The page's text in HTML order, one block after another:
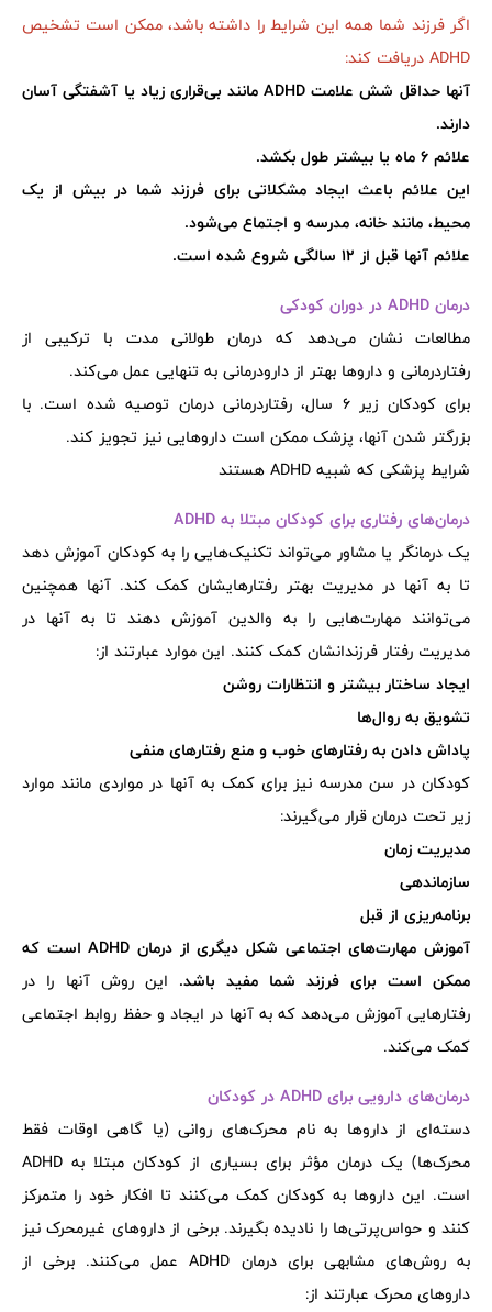
اگر فرزند شما همه این شرایط را داشته باشد، ممکن است تشخیص
ADHD دریافت کند:
آنها حداقل شش علامت ADHD مانند بی‌قراری زیاد یا آشفتگی آسان
دارند.
علائم 6 ماه یا بیشتر طول بکشد.
این علائم باعث ایجاد مشکلاتی برای فرزند شما در بیش از یک
محیط، مانند خانه، مدرسه و اجتماع می‌شود.
علائم آنها قبل از 12 سالگی شروع شده است.
درمان ADHD در دوران کودکی
مطالعات نشان می‌دهد که درمان طولانی مدت با ترکیبی از
رفتاردرمانی و داروها بهتر از دارودرمانی به تنهایی عمل می‌کند.
برای کودکان زیر 6 سال، رفتاردرمانی درمان توصیه شده است. با
بزرگتر شدن آنها، پزشک ممکن است داروهایی نیز تجویز کند.
شرایط پزشکی که شبیه ADHD هستند
درمان‌های رفتاری برای کودکان مبتلا به ADHD
یک درمانگر یا مشاور می‌تواند تکنیک‌هایی را به کودکان آموزش دهد
تا به آنها در مدیریت بهتر رفتارهایشان کمک کند. آنها همچنین
می‌توانند مهارت‌هایی را به والدین آموزش دهند تا به آنها در
مدیریت رفتار فرزندانشان کمک کنند. این موارد عبارتند از:
ایجاد ساختار بیشتر و انتظارات روشن
تشویق به روال‌ها
پاداش دادن به رفتارهای خوب و منع رفتارهای منفی
کودکان در سن مدرسه نیز برای کمک به آنها در مواردی مانند موارد
زیر تحت درمان قرار می‌گیرند:
مدیریت زمان
سازماندهی
برنامه‌ریزی از قبل
آموزش مهارت‌های اجتماعی شکل دیگری از درمان ADHD است که
ممکن است برای فرزند شما مفید باشد. این روش آنها را در
رفتارهایی آموزش می‌دهد که به آنها در ایجاد و حفظ روابط اجتماعی
کمک می‌کند.
درمان‌های دارویی برای ADHD در کودکان
دسته‌ای از داروها به نام محرک‌های روانی (یا گاهی اوقات فقط
محرک‌ها) یک درمان مؤثر برای بسیاری از کودکان مبتلا به ADHD
است. این داروها به کودکان کمک می‌کنند تا افکار خود را متمرکز
کنند و حواس‌پرتی‌ها را نادیده بگیرند. برخی از داروهای غیرمحرک نیز
به روش‌های مشابهی برای درمان ADHD عمل می‌کنند. برخی از
داروهای محرک عبارتند از: